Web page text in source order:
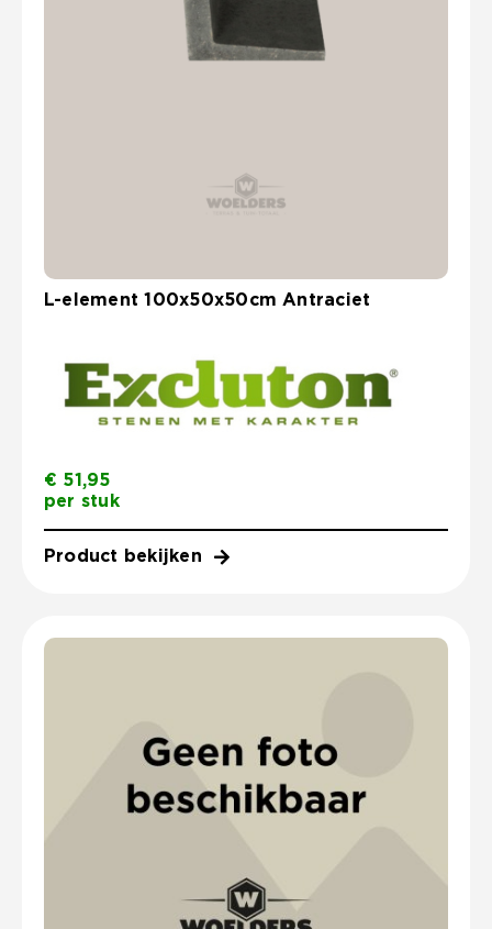
L-element 100x50x50cm Antraciet
€ 51,95
per stuk
Product bekijken